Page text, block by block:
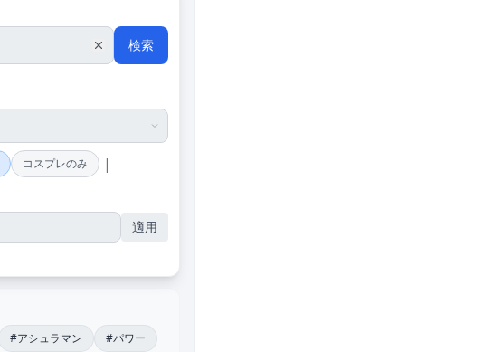
検索
コスプレのみ |
適用
#アシュラマン
#パワー